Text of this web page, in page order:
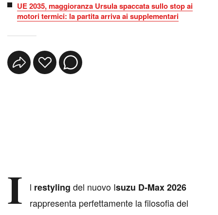
UE 2035, maggioranza Ursula spaccata sullo stop ai
motori termici: la partita arriva ai supplementari
I l restyling del nuovo Isuzu D-Max 2026
rappresenta perfettamente la filosofia del